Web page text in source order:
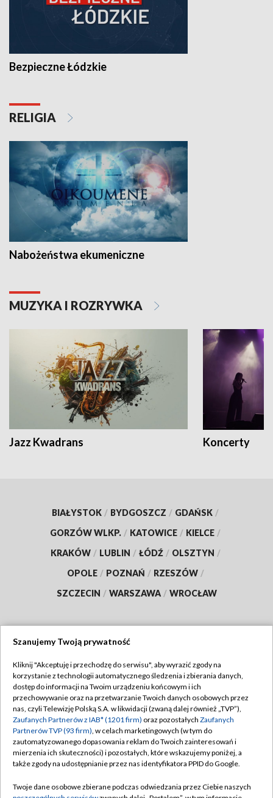
Bezpieczne Łódzkie
RELIGIA
Nabożeństwa ekumeniczne
MUZYKA I ROZRYWKA
Jazz Kwadrans Koncerty
BIAŁYSTOK / BYDGOSZCZ / GDAŃSK /
GORZÓW WLKP. / KATOWICE / KIELCE /
KRAKÓW / LUBLIN / ŁÓDŹ / OLSZTYN /
OPOLE / POZNAŃ / RZESZÓW /
SZCZECIN / WARSZAWA / WROCŁAW
TVP
Abonament TVP
Emisja w TVP
Centrum informacji TVP
Naziemna Telewizja Cyfrowa
Regulamin TVP
Polityka prywatności
Moje zgody
Pomoc
Szanujemy Twoją prywatność
Kliknij "Akceptuję i przechodzę do serwisu", aby wyrazić zgody na
korzystanie z technologii automatycznego śledzenia i zbierania danych,
dostęp do informacji na Twoim urządzeniu końcowym i ich
przechowywanie oraz na przetwarzanie Twoich danych osobowych przez
nas, czyli Telewizję Polską S.A. w likwidacji (zwaną dalej również „TVP”),
Zaufanych Partnerów z IAB* (1201 firm) oraz pozostałych Zaufanych
Partnerów TVP (93 firm), w celach marketingowych (w tym do
zautomatyzowanego dopasowania reklam do Twoich zainteresowań i
mierzenia ich skuteczności) i pozostałych, które wskazujemy poniżej, a
także zgody na udostępnianie przez nas identyfikatora PPID do Google.
Twoje dane osobowe zbierane podczas odwiedzania przez Ciebie naszych